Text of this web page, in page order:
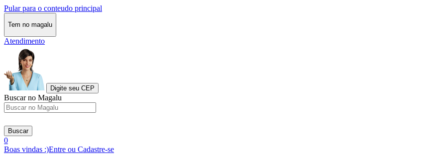
Pular para o conteudo principal
Tem no magalu
Atendimento
Digite seu CEP
Buscar no Magalu
Buscar
0
Boas vindas :)Entre ou Cadastre-se